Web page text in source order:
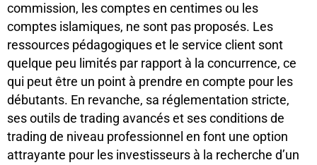
commission, les comptes en centimes ou les
comptes islamiques, ne sont pas proposés. Les
ressources pédagogiques et le service client sont
quelque peu limités par rapport à la concurrence, ce
qui peut être un point à prendre en compte pour les
débutants. En revanche, sa réglementation stricte,
ses outils de trading avancés et ses conditions de
trading de niveau professionnel en font une option
attrayante pour les investisseurs à la recherche d’un